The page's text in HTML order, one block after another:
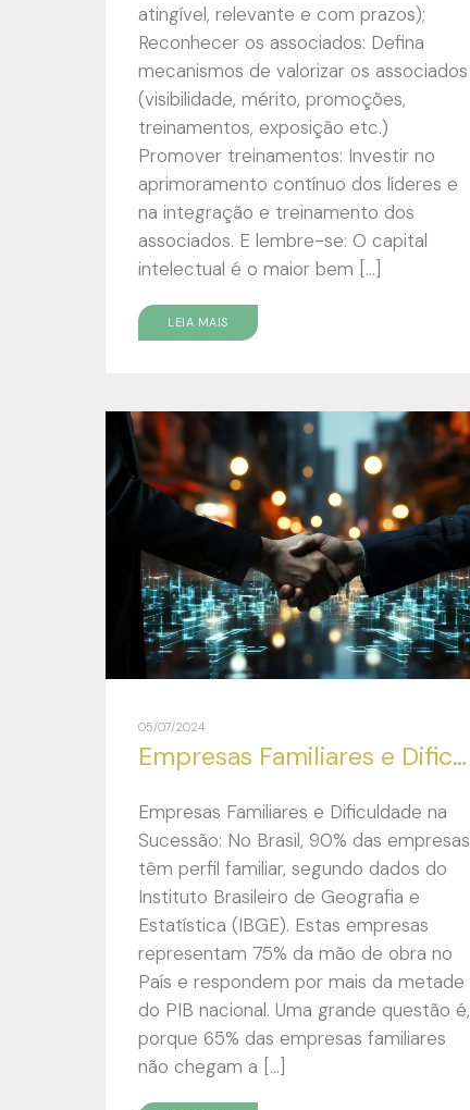
atingível, relevante e com prazos);
Reconhecer os associados: Defina
mecanismos de valorizar os associados
(visibilidade, mérito, promoções,
treinamentos, exposição etc.)
Promover treinamentos: Investir no
aprimoramento contínuo dos líderes e
na integração e treinamento dos
associados. E lembre-se: O capital
intelectual é o maior bem […]
LEIA MAIS
05/07/2024
Empresas Familiares e Dificuldade na Sucessão:
Empresas Familiares e Dificuldade na
Sucessão: No Brasil, 90% das empresas
têm perfil familiar, segundo dados do
Instituto Brasileiro de Geografia e
Estatística (IBGE). Estas empresas
representam 75% da mão de obra no
País e respondem por mais da metade
do PIB nacional. Uma grande questão é,
porque 65% das empresas familiares
não chegam a […]